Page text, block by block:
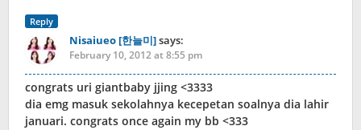
Reply
Nisaiueo [한늘미]says:
February 10, 2012 at 8:55 pm
congrats uri giantbaby jjing <3333
dia emg masuk sekolahnya kecepetan soalnya dia lahir
januari. congrats once again my bb <333